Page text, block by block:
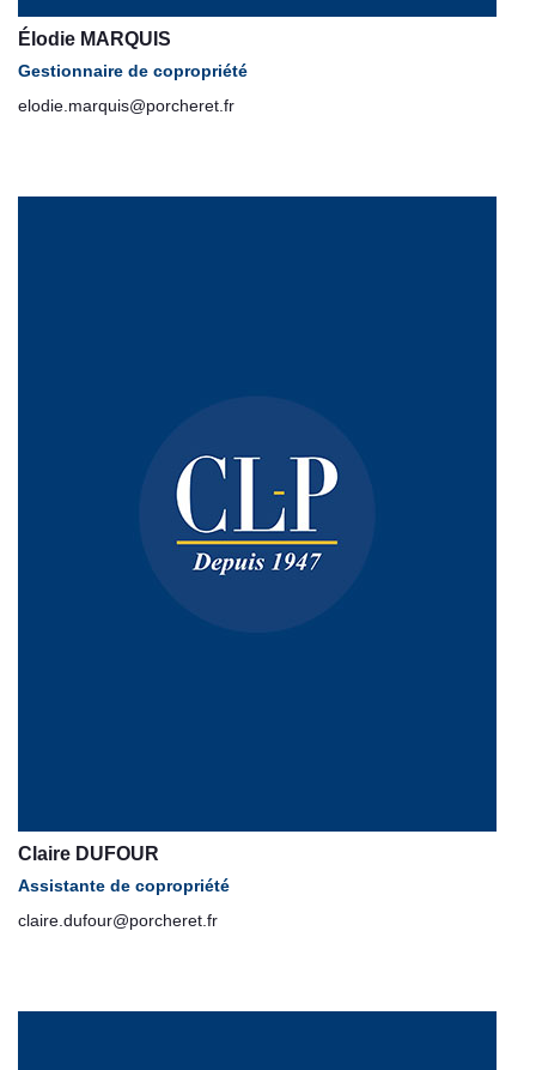
Élodie MARQUIS
Gestionnaire de copropriété
elodie.marquis@porcheret.fr
Claire DUFOUR
Assistante de copropriété
claire.dufour@porcheret.fr